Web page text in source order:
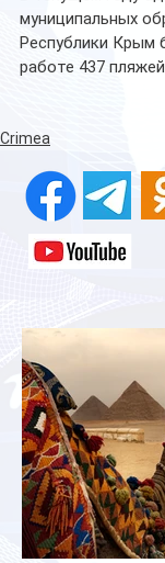
муниципальных
Республики Крым
работе 437
Crimea